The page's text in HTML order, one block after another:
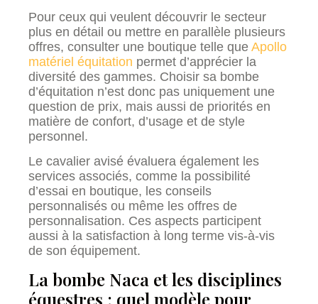
Pour ceux qui veulent découvrir le secteur
plus en détail ou mettre en parallèle plusieurs
offres, consulter une boutique telle que Apollo
matériel équitation permet d’apprécier la
diversité des gammes. Choisir sa bombe
d’équitation n’est donc pas uniquement une
question de prix, mais aussi de priorités en
matière de confort, d’usage et de style
personnel.
Le cavalier avisé évaluera également les
services associés, comme la possibilité
d’essai en boutique, les conseils
personnalisés ou même les offres de
personnalisation. Ces aspects participent
aussi à la satisfaction à long terme vis-à-vis
de son équipement.
La bombe Naca et les disciplines
équestres : quel modèle pour